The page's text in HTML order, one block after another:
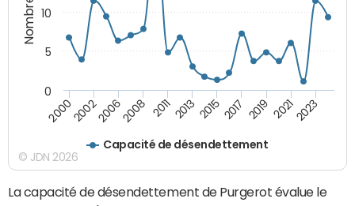
Capacité de désendettement
2000200220062008 2011 2013 2015 2017 2019 20212023
0
5
10
© JDN 2026
La capacité de désendettement de Purgerot évalue le